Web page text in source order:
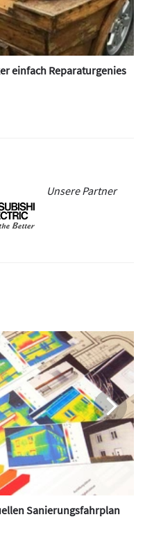
einfach Reparaturgenies
Unsere Partner
Sanierungsfahrplan